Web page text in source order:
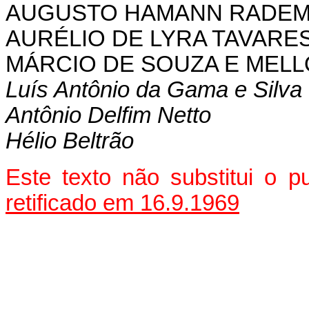
AUGUSTO HAMANN
AURÉLIO DE LYRA
MÁRCIO DE SOUZA E
Luís Antônio da Gama e Silva
Antônio Delfim Netto
Hélio Beltrão
Este texto não substitui o
retificado em 16.9.1969